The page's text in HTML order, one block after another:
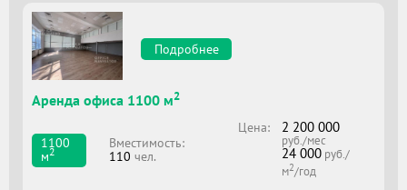
Подробнее
Аренда офиса 1100 м2
1100
м2
Вместимоcть:
110 чел.
Цена: 2 200 000
руб./мес
24 000руб./
м2/год